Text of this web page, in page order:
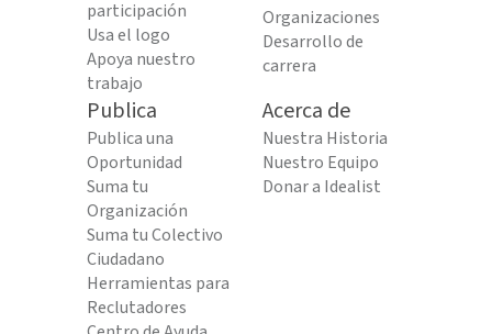
participación
Usa el logo
Apoya nuestro
trabajo
Organizaciones
Desarrollo de
carrera
Publica
Publica una
Oportunidad
Suma tu
Organización
Suma tu Colectivo
Ciudadano
Herramientas para
Reclutadores
Acerca de
Nuestra Historia
Nuestro Equipo
Donar a Idealist